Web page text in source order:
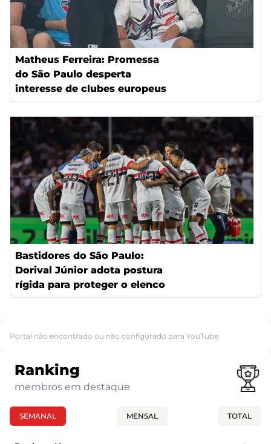
Matheus Ferreira: Promessa
do São Paulo desperta
interesse de clubes europeus
Bastidores do São Paulo:
Dorival Júnior adota postura
rígida para proteger o elenco
Portal não encontrado ou não configurado para YouTube.
Ranking
membros em destaque
SEMANAL MENSAL TOTAL